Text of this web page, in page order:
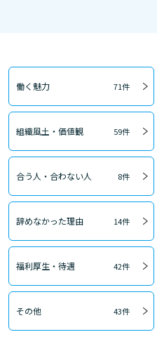
働く魅力 71件
組織風土・価値観 59件
合う人・合わない人 8件
辞めなかった理由 14件
福利厚生・待遇 42件
その他 43件